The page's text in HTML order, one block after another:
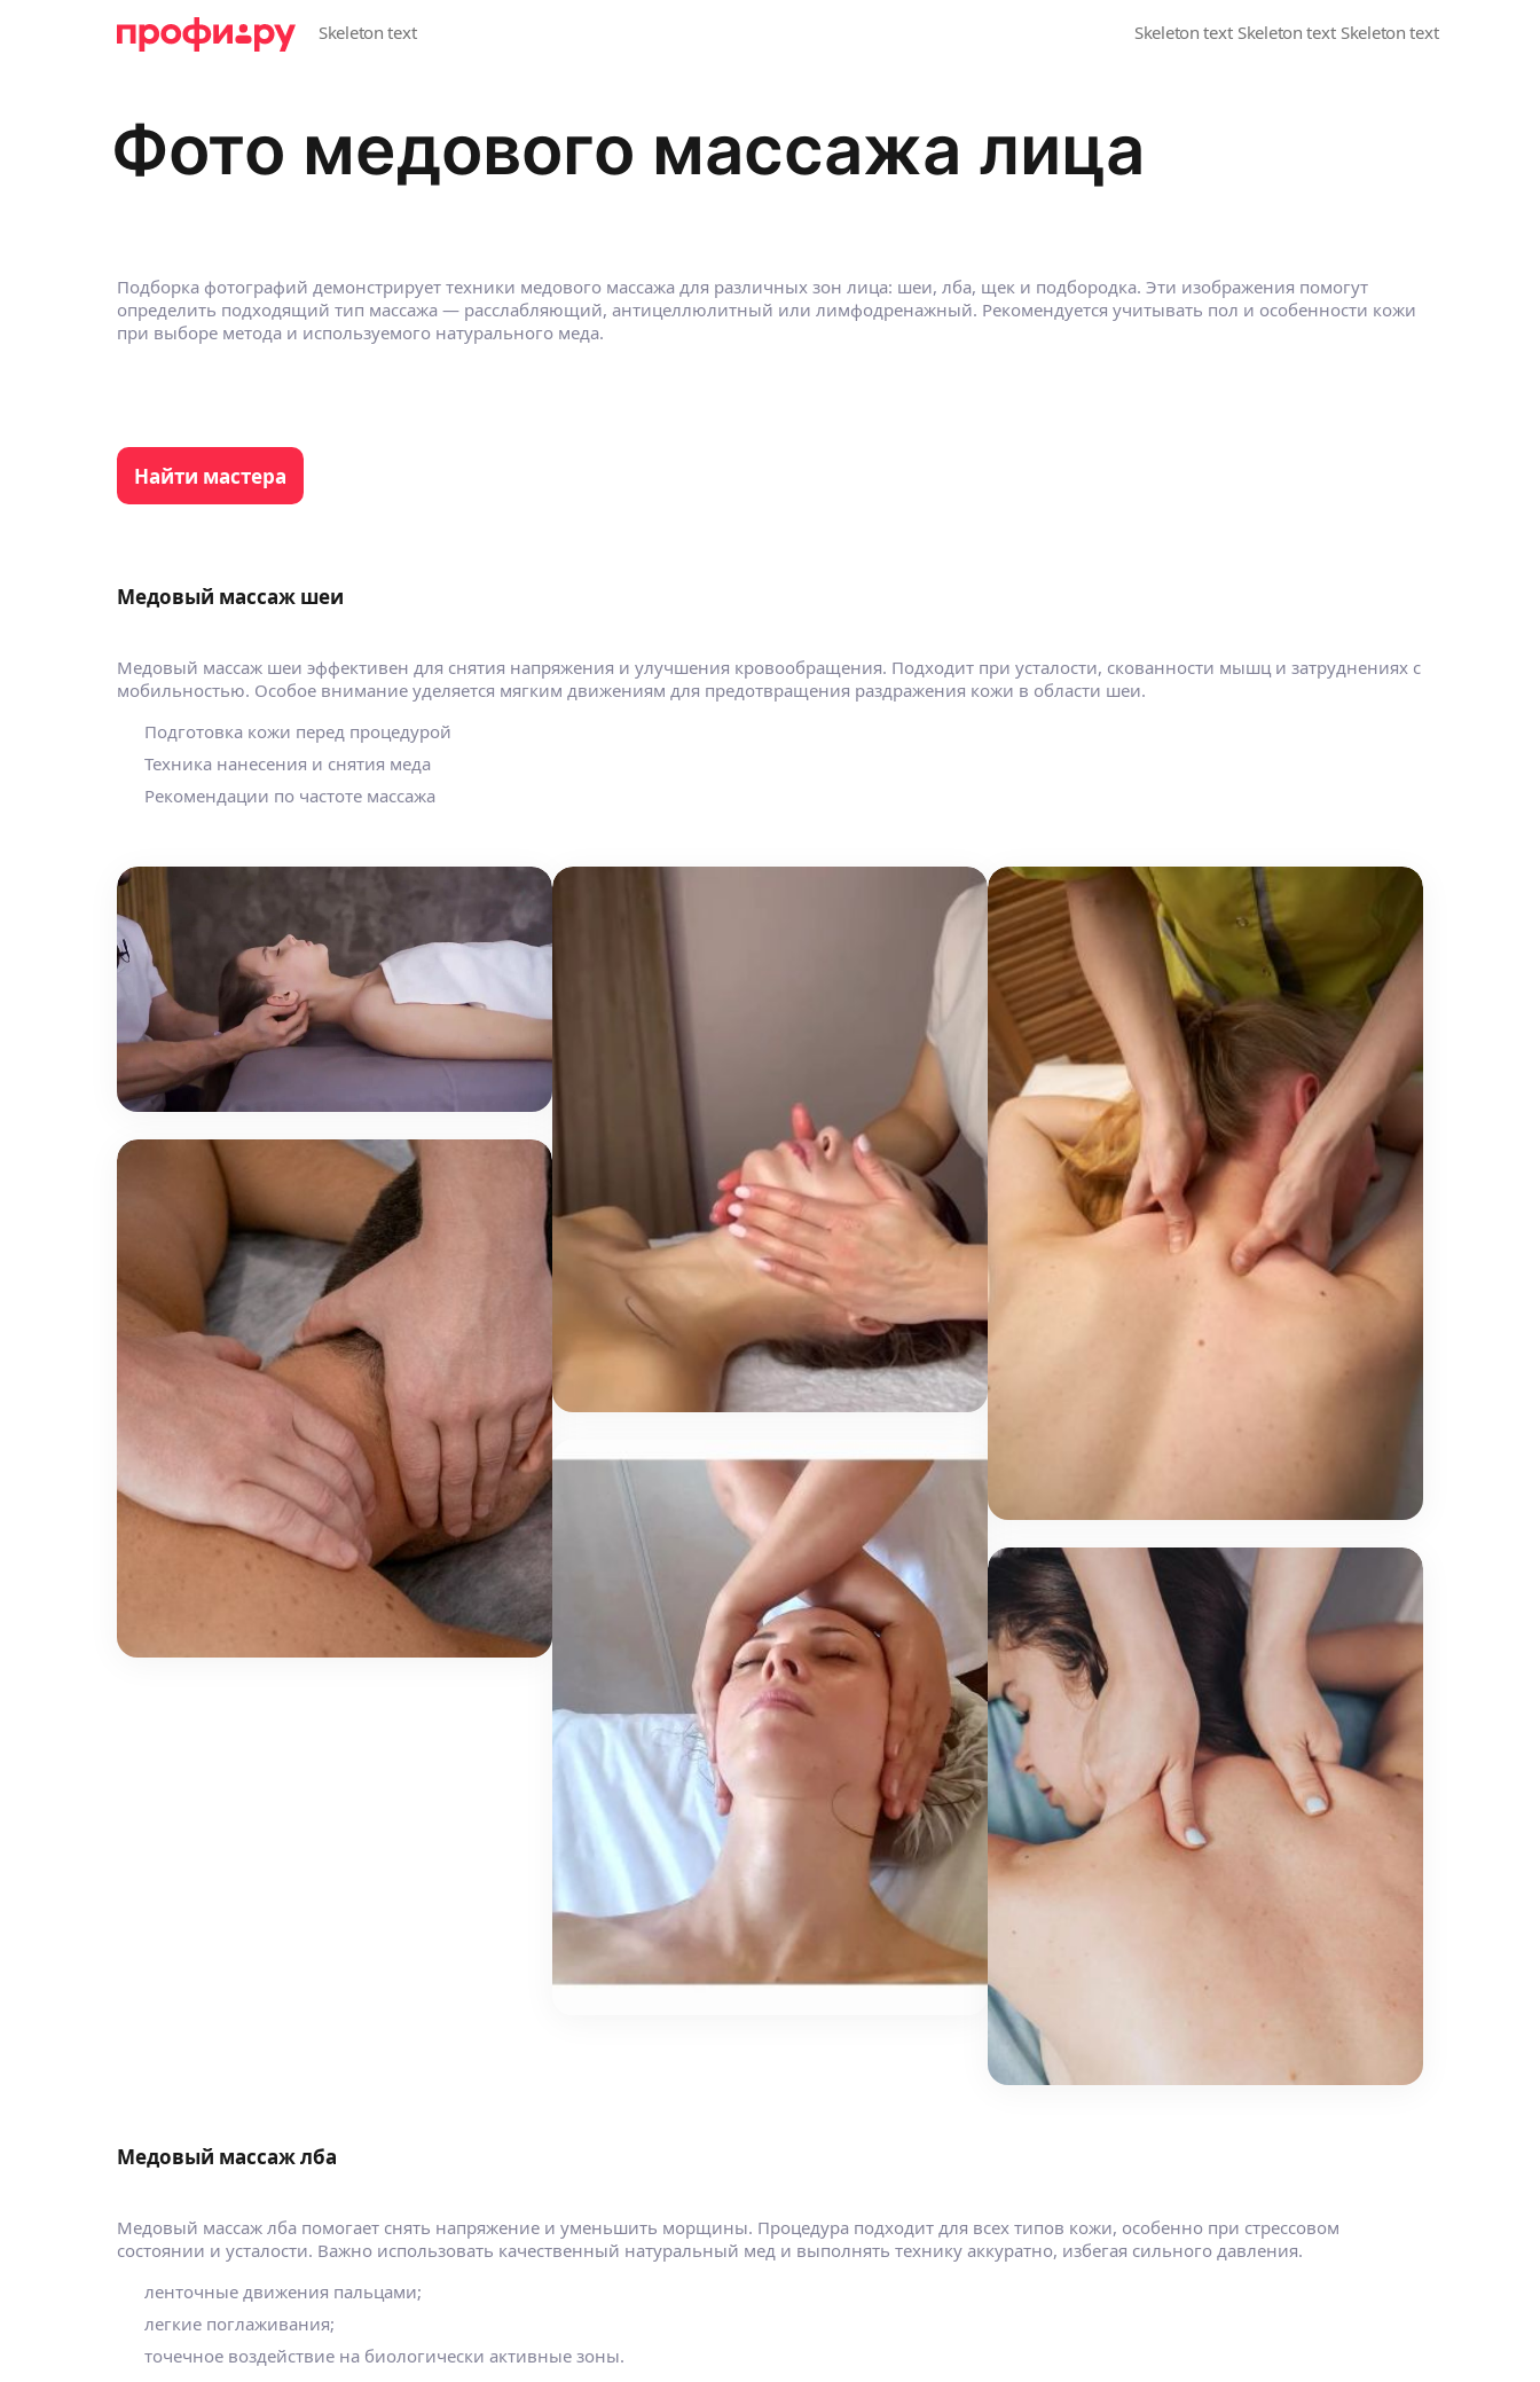
Фото медового массажа лица
Подборка фотографий демонстрирует техники медового массажа для различных зон лица: шеи, лба, щек и подбородка. Эти изображения помогут
определить подходящий тип массажа — расслабляющий, антицеллюлитный или лимфодренажный. Рекомендуется учитывать пол и особенности кожи
при выборе метода и используемого натурального меда.
Найти мастера
Медовый массаж шеи
Медовый массаж шеи эффективен для снятия напряжения и улучшения кровообращения. Подходит при усталости, скованности мышц и затруднениях с
мобильностью. Особое внимание уделяется мягким движениям для предотвращения раздражения кожи в области шеи.
Подготовка кожи перед процедурой
Техника нанесения и снятия меда
Рекомендации по частоте массажа
Медовый массаж лба
Медовый массаж лба помогает снять напряжение и уменьшить морщины. Процедура подходит для всех типов кожи, особенно при стрессовом
состоянии и усталости. Важно использовать качественный натуральный мед и выполнять технику аккуратно, избегая сильного давления.
ленточные движения пальцами;
легкие поглаживания;
точечное воздействие на биологически активные зоны.